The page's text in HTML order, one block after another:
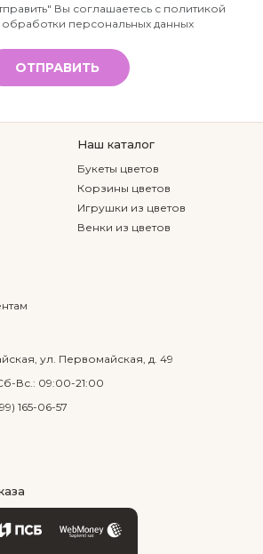
Вы соглашаетесь с политикой
персональных данных
ОТПРАВИТЬ
Наш каталог
Букеты цветов
Корзины цветов
Игрушки из цветов
Венки из цветов
ул. Первомайская, д. 49
Вс.: 09:00-21:00
165-06-57